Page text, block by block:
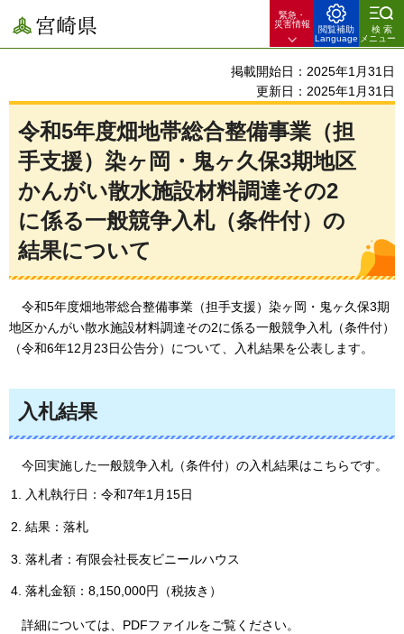
宮崎県
緊急・
災害情報
閲覧補助
Language
検索
メニュー
掲載開始日：2025年1月31日
更新日：2025年1月31日
令和5年度畑地帯総合整備事業（担
手支援）染ヶ岡・鬼ヶ久保3期地区
かんがい散水施設材料調達その2
に係る一般競争入札（条件付）の
結果について
令和5年度畑地帯総合整備事業（担手支援）染ヶ岡・鬼ヶ久保3期
地区かんがい散水施設材料調達その2に係る一般競争入札（条件付）
（令和6年12月23日公告分）について、入札結果を公表します。
入札結果
今回実施した一般競争入札（条件付）の入札結果はこちらです。
入札執行日：令和7年1月15日
結果：落札
落札者：有限会社長友ビニールハウス
落札金額：8,150,000円（税抜き）
詳細については、PDFファイルをご覧ください。